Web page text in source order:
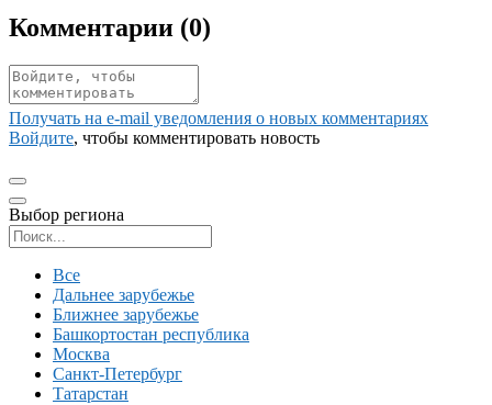
Комментарии (0)
Получать на e‑mail уведомления о новых комментариях
Войдите, чтобы комментировать новость
Выбор региона
Все
Дальнее зарубежье
Ближнее зарубежье
Башкортостан республика
Москва
Санкт-Петербург
Татарстан